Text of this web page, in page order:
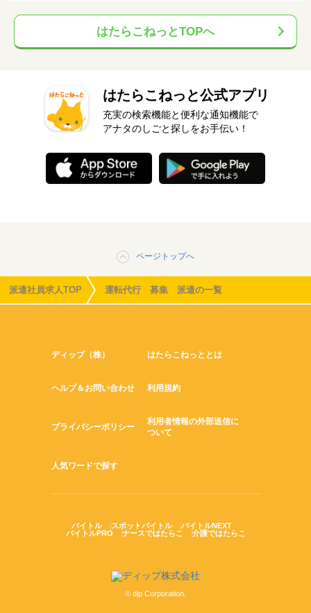
はたらこねっとTOPへ
はたらこねっと公式アプリ
充実の検索機能と便利な通知機能で
アナタのしごと探しをお手伝い！
ページトップへ
派遣社員求人TOP 運転代行 募集 派遣の一覧
ディップ（株） はたらこねっととは
ヘルプ＆お問い合わせ 利用規約
プライバシーポリシー
利用者情報の外部送信に
ついて
人気ワードで探す
バイトル スポットバイトル
バイトルNEXT
バイトルPRO
ナースではたらこ 介護ではたらこ
© dip Corporation.